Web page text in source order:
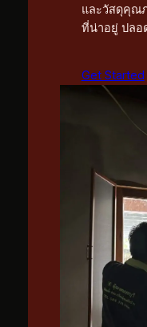
และวัสดุคุณ
ที่น่าอยู่ ปลอ
Get Started